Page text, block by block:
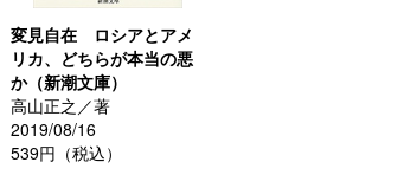
変見自在 ロシアとアメ
リカ、どちらが本当の悪
か（新潮文庫）
高山正之／著
2019/08/16
539円（税込）